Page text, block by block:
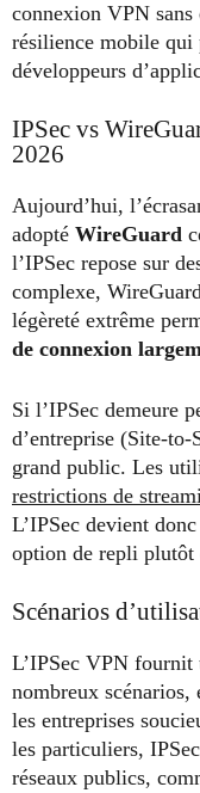
connexion VPN
résilience mobile qui
développeurs
IPSec vs
2026
Aujourd’hui,
adopté WireGuard
l’IPSec repose sur
complexe,
légèreté extrême
de connexion
Si l’IPSec demeure
d’entreprise (Site-
grand public. Les
restrictions de
L’IPSec devient
option de repli plutôt
Scénarios
L’IPSec VPN fournit
nombreux
les entreprises
les particuliers,
réseaux publics,